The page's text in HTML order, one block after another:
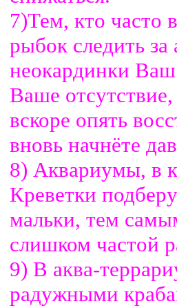
7)Тем, кто часто
рыбок следить
неокардинки
Ваше
вскоре опять
вновь начнёте
8) Аквариумы, в
Креветки
мальки, тем
слишком частой
9) В аква-
радужными